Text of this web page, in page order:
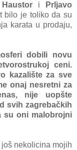
Haustor i
Prljavo
bilo je toliko da su
karata u prodaju,
dobili novu
ceni.
kazalište za sve
onaj nesretni za
nije uopšte
svih zagrebačkih
su oni malobrojni
nekolicina mojih